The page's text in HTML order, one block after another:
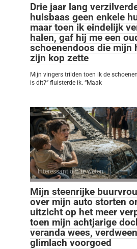
Drie jaar lang
huisbaas geen enkele
maar toen ik eindelijk
halen, gaf hij me een
schoenendoos die mijn
zijn kop zette
Mijn vingers trilden toen ik de
is dit?” fluisterde ik. “Maak
Interessant om te weten
Mijn steenrijke
over mijn auto storten
uitzicht op het meer
toen mijn achtjarige
veranda wees,
glimlach voorgoed